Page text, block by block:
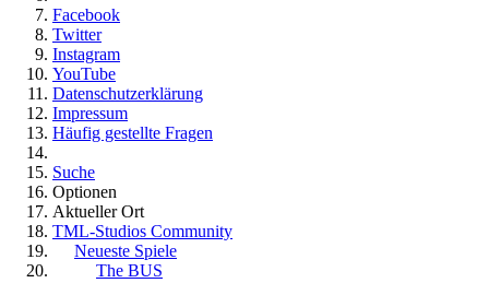
Facebook
Twitter
Instagram
YouTube
Datenschutzerklärung
Impressum
Häufig gestellte Fragen
Suche
Optionen
Aktueller Ort
TML-Studios Community
Neueste Spiele
The BUS